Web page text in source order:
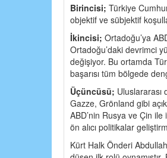
Birincisi; Türkiye
objektif ve sübjektif
İkincisi; Ortadoğu’ya
Ortadoğu’daki devrimci
değişiyor. Bu ortamda
başarısı tüm bölgede
Üçüncüsü; Uluslararası
Gazze, Grönland gibi
ABD’nin Rusya ve Çin
ön alıcı politikalar
Kürt Halk Önderi